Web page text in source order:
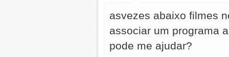
asvezes abaixo filmes
associar um programa
pode me ajudar?